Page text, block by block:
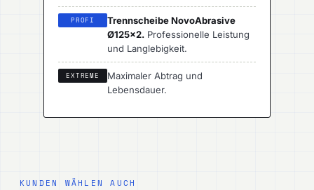
PROFI
Trennscheibe NovoAbrasive
Ø125×2. Professionelle Leistung
und Langlebigkeit.
EXTREME
Maximaler Abtrag und
Lebensdauer.
KUNDEN WÄHLEN AUCH